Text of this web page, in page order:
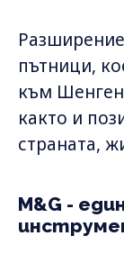
пътници,
към
както и
страната,
M&G -